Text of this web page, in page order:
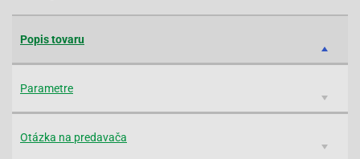
Popis tovaru
Parametre
Otázka na predavača